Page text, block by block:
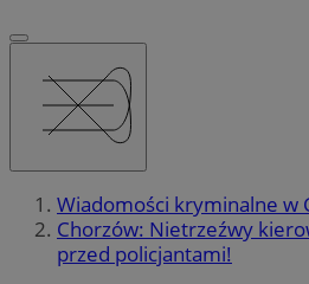
Wiadomości kryminalne w
Chorzów: Nietrzeźwy
przed policjantami!